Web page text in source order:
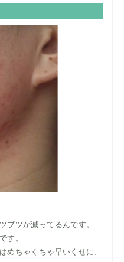
ブツが減ってるんです。
す。
めちゃくちゃ早いくせに、